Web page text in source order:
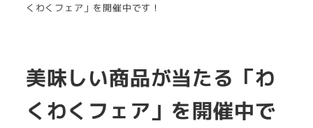
くわくフェア」を開催中です！
美味しい商品が当たる「わ
くわくフェア」を開催中で